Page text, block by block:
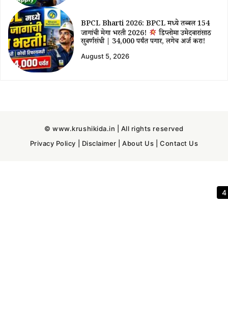
BPCL Bharti 2026: BPCL मध्ये तब्बल 154
जागांची मेगा भरती 2026!
डिप्लोमा उमेदवारांसाठी
सुवर्णसंधी | ₹34,000 पर्यंत पगार, लगेच अर्ज करा!
August 5, 2026
© www.krushikida.in | All rights reserved
Privacy Policy
Disclaimer |About Us |Contact Us
3